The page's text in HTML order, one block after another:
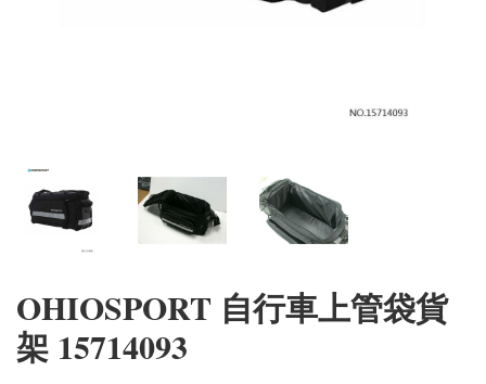
OHIOSPORT 自行車上管袋貨
架 15714093